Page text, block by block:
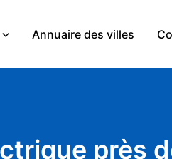
Annuaire des villes
près